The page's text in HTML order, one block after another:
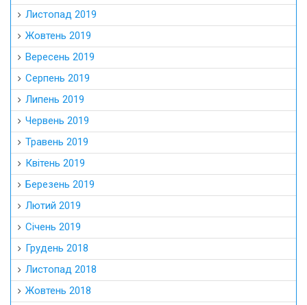
Листопад 2019
Жовтень 2019
Вересень 2019
Серпень 2019
Липень 2019
Червень 2019
Травень 2019
Квітень 2019
Березень 2019
Лютий 2019
Січень 2019
Грудень 2018
Листопад 2018
Жовтень 2018